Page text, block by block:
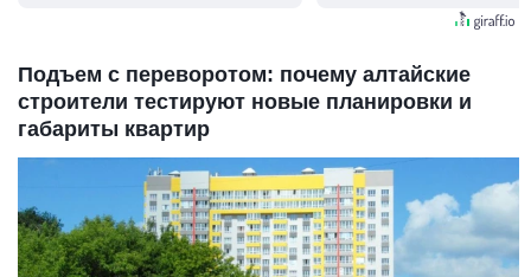
Подъем с переворотом: почему алтайские
строители тестируют новые планировки и
габариты квартир